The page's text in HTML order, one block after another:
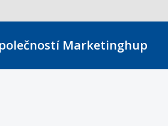
Marketinghup